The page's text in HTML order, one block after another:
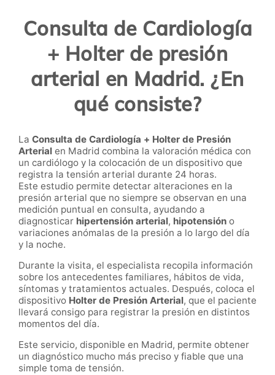
Consulta de Cardiología
+ Holter de presión
arterial en Madrid. ¿En
qué consiste?
La Consulta de Cardiología + Holter de Presión
Arterial en Madrid combina la valoración médica con
un cardiólogo y la colocación de un dispositivo que
registra la tensión arterial durante 24 horas.
Este estudio permite detectar alteraciones en la
presión arterial que no siempre se observan en una
medición puntual en consulta, ayudando a
diagnosticar hipertensión arterial, hipotensión o
variaciones anómalas de la presión a lo largo del día
y la noche.
Durante la visita, el especialista recopila información
sobre los antecedentes familiares, hábitos de vida,
síntomas y tratamientos actuales. Después, coloca el
dispositivo Holter de Presión Arterial, que el paciente
llevará consigo para registrar la presión en distintos
momentos del día.
Este servicio, disponible en Madrid, permite obtener
un diagnóstico mucho más preciso y fiable que una
simple toma de tensión.